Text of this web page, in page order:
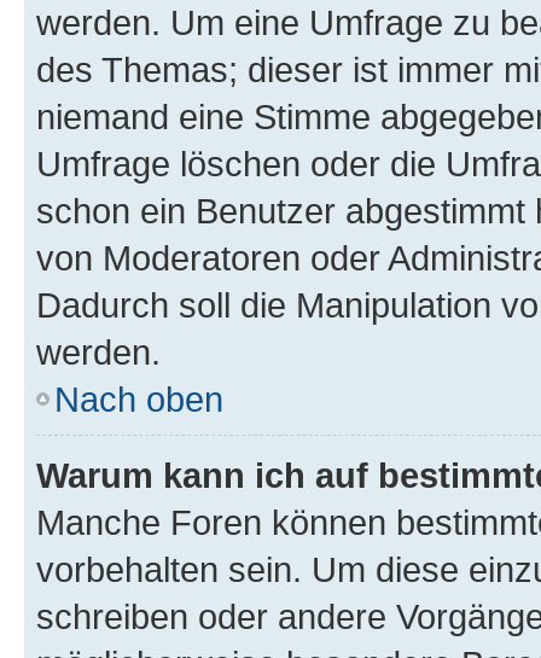
werden. Um eine Umfrage zu
des Themas; dieser ist immer
niemand eine Stimme
Umfrage löschen oder die
schon ein Benutzer
von Moderatoren oder
Dadurch soll die Manipulation
werden.
Nach oben
Warum kann ich auf
Manche Foren können
vorbehalten sein. Um diese
schreiben oder andere